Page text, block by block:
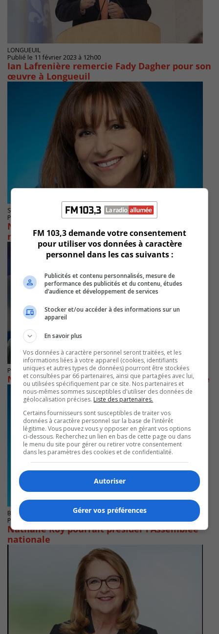
LONGUEUIL
Publié le 11 février 2023 à 12h00
Ian Lafrenière remercie Fady Dagher pour son
œuvre à Longueuil
SAINT-BRUNO-DE-MONTARVILLE
Publié le 29 novembre 2022 à 14h17
Nathalie Roy est présidente de l’Assemblée
nationale
Publié le 29 novembre 2022 à 06h52
Nathalie Roy reçoit une lettre d’Éric Duhaime
BOUCHERVILLE
Publié le 17 octobre 2022 à 14h00
Nathalie Roy pourrait présider l’Assemblée
nationale
FM 103,3 demande votre consentement
pour utiliser vos données à caractère
personnel dans les cas suivants :
Publicités et contenu personnalisés, mesure de
performance des publicités et du contenu, études
d’audience et développement de services
Stocker et/ou accéder à des informations sur un
appareil
En savoir plus
Vos données à caractère personnel seront traitées, et les
informations liées à votre appareil (cookies, identifiants
uniques et autres types de données) pourront être stockées
et consultées par 66 partenaires, ainsi que partagées avec lui,
ou utilisées spécifiquement par ce site. Nos partenaires et
nous-mêmes sommes susceptibles d'utiliser des données de
géolocalisation précises. Liste des partenaires.
Certains fournisseurs sont susceptibles de traiter vos
données à caractère personnel sur la base de l'intérêt
légitime. Vous pouvez vous y opposer en gérant vos options
ci-dessous. Recherchez un lien en bas de cette page ou dans
le menu du site pour gérer ou retirer votre consentement
dans les paramètres des cookies et de confidentialité.
Autoriser
Gérer vos préférences